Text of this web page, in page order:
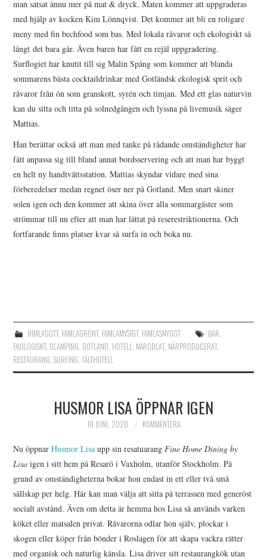
man satsat ännu mer på mat & dryck. Maten kommer att uppgraderas
med hjälp av kocken Kim Lönnqvist. Det kommer att bli en roligare
meny med fin bechfood som bas. Med lokala råvaror och ekologiskt så
långt det bara går. Även baren har fått en rejäl uppgradering.
Surflogiet har knutit till sig Malin Spång som kommer att blanda
sommarens bästa cocktaildrinkar med Gotländsk ekologisk sprit och
råvaror från ön som granskott, syrén och timjan. Med ett glas naturvin
kan du sitta och titta på solnedgången och lyssna på livemusik säger
Mattias.
Han berättar också att man med tanke på rådande omständigheter har
fått anpassa sig till bland annat bordsservering och att man har byggt
en helt ny handtvättsstation. Mattias skyndar vidare med sina
förberedelser medan regnet öser ner på Gotland. Men snart skiner
solen igen och den kommer att skina över alla sommargäster som
strömmar till nu efter att man har lättat på reserestriktionerna. Och
fortfarande finns platser kvar så surfa in och boka nu.
HIMLAGOTT, HIMLAGRÖNT, HIMLAMYSIGT, HIMLASNYGGT BAR,
EKOLOGISKT, GLAMPING, GOTLAND, HOTELL, NÄRODLAT, NÄRPRODUCERAT,
RESTAURANG,SURFING,TÄLTHOTELL
HUSMOR LISA ÖPPNAR IGEN
10 JUNI, 2020 KOMMENTERA
Nu öppnarHusmor Lisa upp sin resatuarangFine Home Dining by
Lisa igen i sitt hem på Resarö i Vaxholm, utanför Stockholm. På
grund av omständigheterna bokar hon endast in ett eller två små
sällskap per helg. Här kan man välja att sitta på terrassen med generöst
socialt avstånd. Även om detta är hemma hos Lisa så används varken
köket eller matsalen privat. Råvarorna odlar hon själv, plockar i
skogen eller köper från bönder i Roslagen för att skapa vackra rätter
med organisk och naturlig känsla. Lisa driver sitt restaurangkök utan